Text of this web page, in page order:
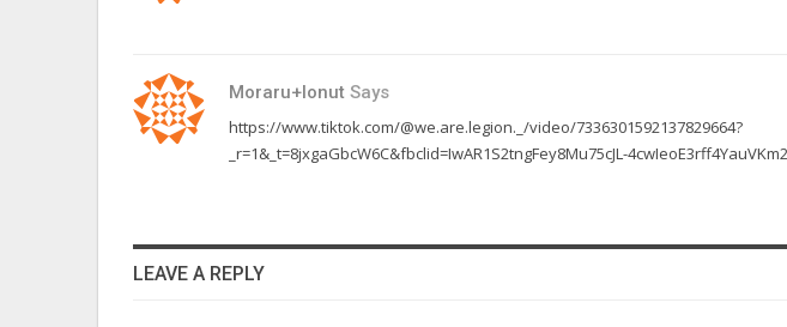
Moraru+Ionut Says
https://www.tiktok.com/@we.are.legion._/video/7336301592137829664?
_r=1&_t=8jxgaGbcW6C&fbclid=IwAR1S2tngFey8Mu75cJL-
LEAVE A REPLY